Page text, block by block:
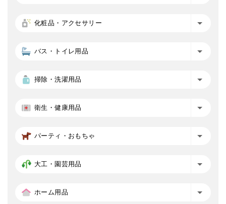
化粧品・アクセサリー
バス・トイレ用品
掃除・洗濯用品
衛生・健康用品
パーティ・おもちゃ
大工・園芸用品
ホーム用品